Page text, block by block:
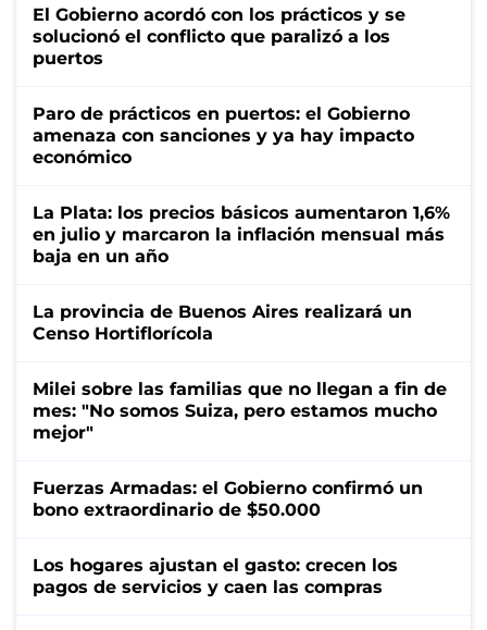
El Gobierno acordó con los prácticos y se
solucionó el conflicto que paralizó a los
puertos
Paro de prácticos en puertos: el Gobierno
amenaza con sanciones y ya hay impacto
económico
La Plata: los precios básicos aumentaron 1,6%
en julio y marcaron la inflación mensual más
baja en un año
La provincia de Buenos Aires realizará un
Censo Hortiflorícola
Milei sobre las familias que no llegan a fin de
mes: "No somos Suiza, pero estamos mucho
mejor"
Fuerzas Armadas: el Gobierno confirmó un
bono extraordinario de $50.000
Los hogares ajustan el gasto: crecen los
pagos de servicios y caen las compras